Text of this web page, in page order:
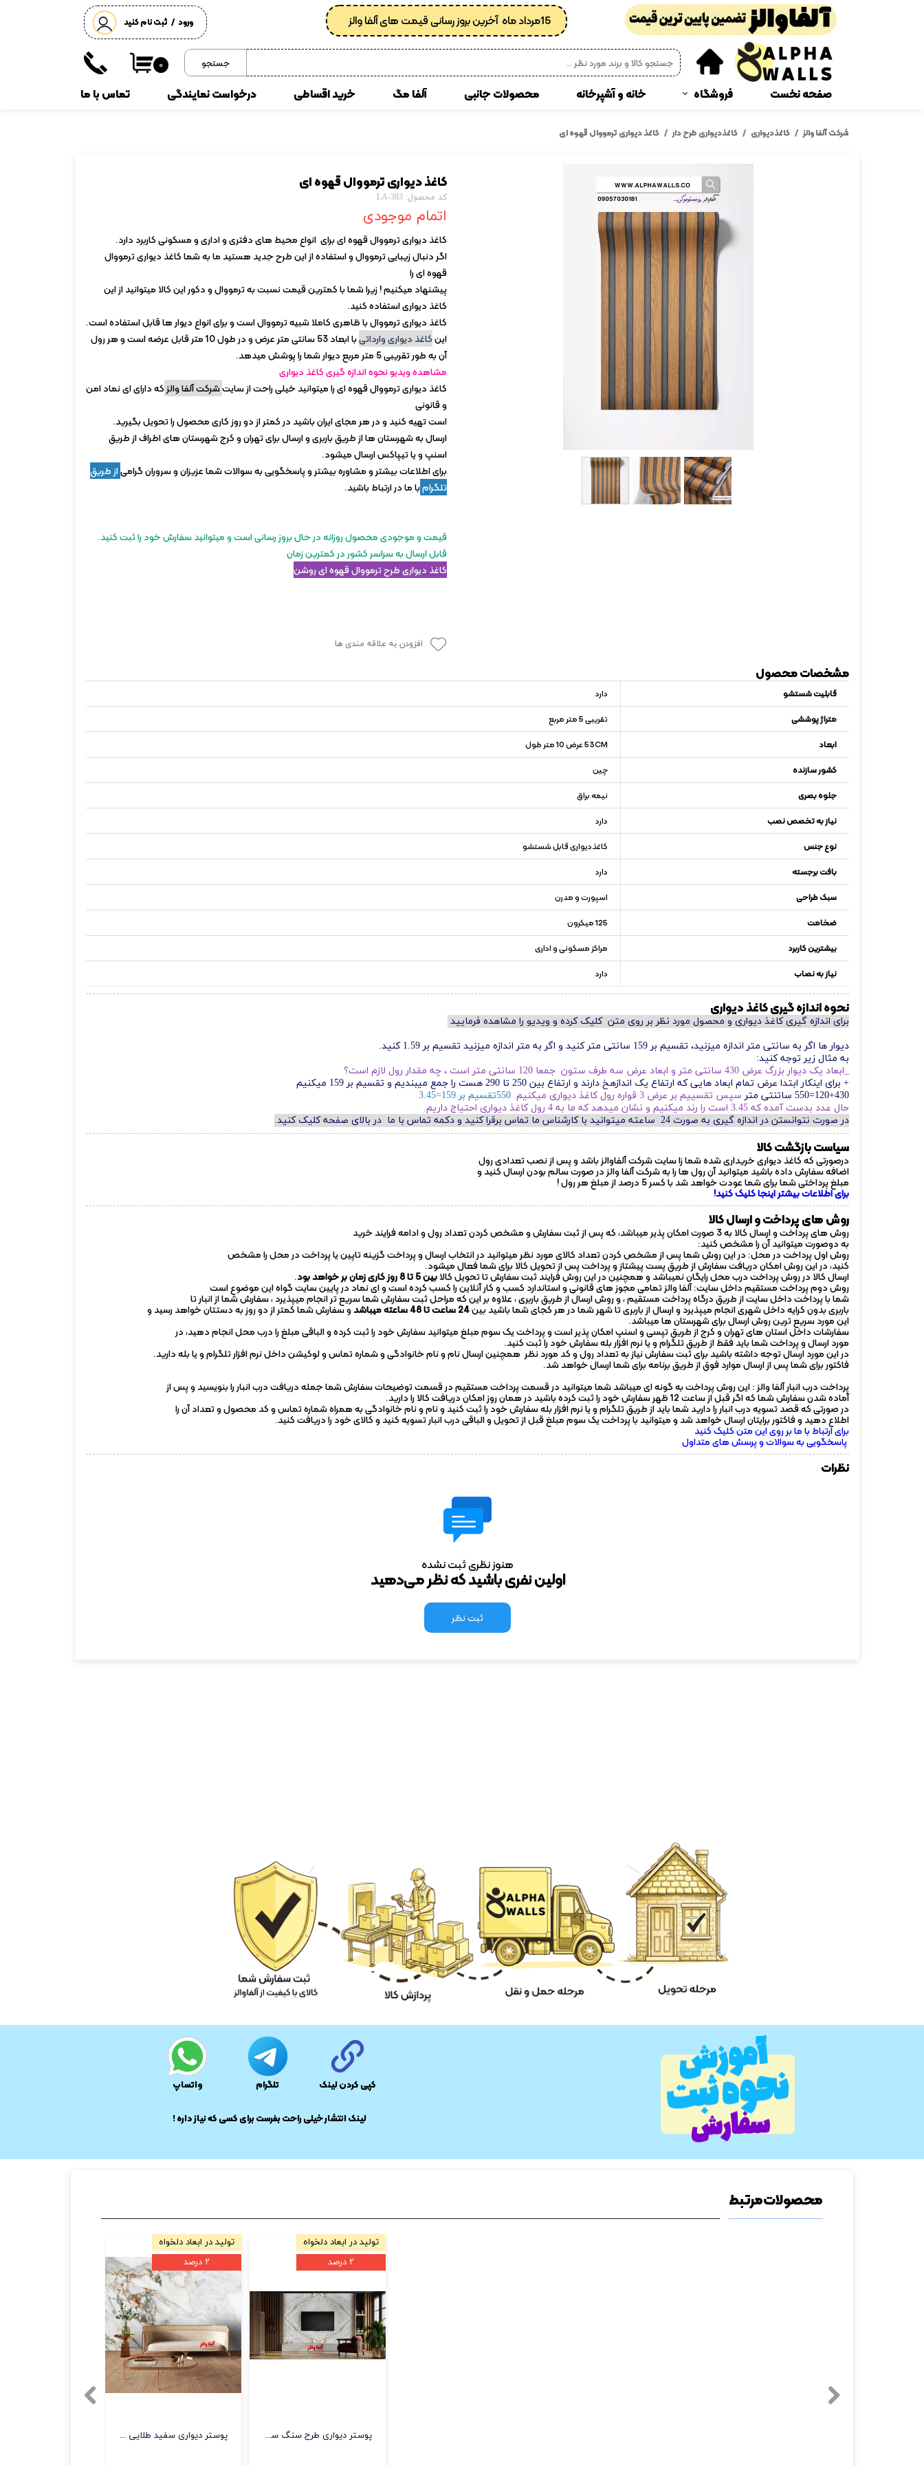
ورود / ثبت نام کنید
حساب کاربری من
تغییر گذر واژه
سفارشات
15مرداد ماه آخرین بروز رسانی قیمت های آلفا والز
صفحه نخست فروشگاه
پوستر دیواری چمن مصنوعی
پادری
کاغذدیواری رولی
کاغذدیواری ساده
کاغذ دیواری پتینه
کاغذدیواری طرح دار
کاغذدیواری اداری
کاغذ دیواری آلبومی
کاغذ دیواری ارزان
کاغذ دیواری سلطنتی
خانه و آشپرخانه محصولات جانبی آلفا مگ خرید اقساطی درخواست نمایندگی تماس با ما
۰ جستجو
شرکت آلفا والز کاغذدیواری کاغذدیواری طرح دار کاغذ دیواری ترمووال قهوه ای
کاغذ دیواری ترمووال قهوه ای
کد محصول: LA-383
اتمام موجودی
کاغذ دیواری ترمووال قهوه ای برای انواع محیط های دفتری و اداری و مسکونی کاربرد دارد.
اگر دنبال زیبایی ترمووال و استفاده از این طرح جدید هستید ما به شما کاغذ دیواری ترمووال
قهوه ای را
پیشنهاد میکنیم ! زیرا شما با کمترین قیمت نسبت به ترمووال و دکور این کالا میتوانید از این
کاغذ دیواری استفاده کنید.
کاغذ دیواری ترمووال با ظاهری کاملا شبیه ترمووال است و برای انواع دیوار ها قابل استفاده است.
اینکاغذ دیواری وارداتیبا ابعاد 53 سانتی متر عرض و در طول 10 متر قابل عرضه است و هر رول
آن به طور تقریبی 5 متر مربع دیوار شما را پوشش میدهد.
مشاهده ویدیو نحوه اندازه گیری کاغذ دیواری
کاغذ دیواری ترمووال قهوه ای را میتوانید خیلی راحت از سایتشرکت آلفا والز که دارای ای نماد امن
و قانونی
است تهیه کنید و در هر مجای ایران باشید در کمتر از دو روز کاری محصول را تحویل بگیرید.
ارسال به شهرستان ها از طریق باربری و ارسال برای تهران و کرج شهرستان های اطراف از طریق
اسنپ و یا تیپاکس ارسال میشود.
برای اطلاعات بیشتر و مشاوره بیشتر و پاسخگویی به سوالات شما عزیزان و سروران گرامیاز طریق
تلگرامبا ما در ارتباط باشید.
قیمت و موجودی محصول روزانه در حال بروز رسانی است و میتوانید سفارش خود را ثبت کنید.
قابل ارسال به سراسر کشور در کمترین زمان
کاغذ دیواری طرح ترمووال قهوه ای روشن
افزودن به علاقه مندی ها
مشخصات محصول
قابلیت شستشو
دارد
متراژ پوششی
تقریبی 5 متر مربع
ابعاد
53CM عرض 10 متر طول
کشور سازنده
چین
جلوه بصری
نیمه براق
نیاز به تخصص نصب
دارد
نوع جنس
کاغذدیواری قابل شستشو
بافت برجسته
دارد
سبک طراحی
اسپورت و مدرن
ضخامت
125 میکرون
بیشترین کاربرد
مراکز مسکونی و اداری
نیاز به نصاب
دارد
نحوه اندازه گیری کاغذ دیواری
برای اندازه گیری کاغذ دیواری و محصول مورد نظر بر روی متن کلیک کرده و ویدیو را مشاهده فرمایید
دیوار ها اگر به سانتی متر اندازه میزنید، تقسیم بر 159 سانتی متر کنید و اگر به متر اندازه میزنید تقسیم بر 1.59 کنید.
به مثال زیر توجه کنید:
_ابعاد یک دیوار بزرگ عرض 430 سانتی متر و ابعاد عرض سه طرف ستون جمعا 120 سانتی متر است ، چه مقدار رول لازم است؟
+ برای اینکار ابتدا عرض تمام ابعاد هایی که ارتفاع یک اندازهخ دارند و ارتفاع بین 250 تا 290 هست را جمع میبندیم و تقسیم بر 159 میکنیم
120+430=550 ساتنتی متر
سپس تقسییم بر عرض 3 قواره رول کاغذ دیواری میکنیم
550تقسیم بر 159=3.45
حال عدد بدست آمده که 3.45 است را رند میکنیم و نشان میدهد که ما به 4 رول کاغذ دیواری احتیاج داریم.
در صورت نتوانستن در اندازه گیری به صورت 24 ساعته میتوانید با کارشناس ما تماس برقرا کنید و دکمه تماس با ما در بالای صفحه کلیک کنید.
سیاست بازگشت کالا
درصورتی که کاغذ دیواری خریداری شده شما زا سایت شرکت آلفاوالز باشد و پس از نصب تعدادی رول
اضافه سفارش داده باشید میتوانید آن رول ها را به شرکت آلفا والز در صورت سالم بودن ارسال کنید و
مبلغ پرداختی شما برای شما عودت خواهد شد با کسر 5 درصد از مبلغ هر رول !
برای اطلاعات بیشتر اینجا کلیک کنید!
روش های پرداخت و ارسال کالا
روش های پرداخت و ارسال کالا به 3 صورت امکان پذیر میباشد، که پس از ثبت سفارش و مشخص کردن تعداد رول و ادامه فرایند خرید
به دوصورت میتوانید آن را مشخص کنید:
روش اول پرداخت در محل: در این روش شما پس از مشخص کردن تعداد کالای مورد نظر میتوانید در انتخاب ارسال و پرداخت گزینه تاپین یا پرداخت در محل را مشخص
کنید، در این روش امکان دریافت سفارش از طریق پست پیشتاز و پرداخت پس از تحویل کالا برای شما فعال میشود.
ارسال کالا در روش پرداخت درب محل رایگان نمیباشد و همچنین در این روش فرایند ثبت سفارش تا تحویل کالابین 5 تا 8 روز کاری زمان بر خواهد بود .
روش دوم پرداخت مستقیم داخل سایت: آلفا والز تمامی مجوز های قانونی و استاندارد کسب و کار آنلاین را کسب کرده است و ای نماد در پایین سایت گواه این موضوع است
شما با پرداخت داخل سایت از طریق درگاه پرداخت مستقیم ، و روش ارسال از طریق باربری ، علاوه بر این که مراحل ثبت سفارش شما سریع تر انجام میپذیرد ، سفارش شما از انبار تا
باربری بدون کرایه داخل شهری انجام میپذیرد و ارسال از باربری تا شهر شما در هر کجای شما باشید بین24 ساعت تا 48 ساعته میباشد و سفارش شما کمتر از دو روز به دستتان خواهد رسید و
این مورد سریع ترین روش ارسال برای شهرستان ها میباشد.
سفارشات داخل استان های تهران و کرج از طریق تپسی و اسنپ امکان پذیر است و پرداخت یک سوم مبلغ میتوانید سفارش خود را ثبت کرده و الباقی مبلغ را درب محل انجام دهید، در
مورد ارسال و پرداخت شما باید فقط از طریق تلگرام و یا نرم افزار بله سفارش خود را ثبت کنید.
در این مورد ارسال توجه داشته باشید برای ثبت سفارش نیاز به تعداد رول و کد مورد نظر همچنین ارسال نام و نام خانوادگی و شماره تماس و لوکیشن داخل نرم افزار تلگرام و یا بله دارید.
فاکتور برای شما پس از ارسال موارد فوق از طریق برنامه برای شما ارسال خواهد شد.
پرداخت درب انبار آلفا والز : این روش پرداخت به گونه ای میباشد شما میتوانید در قسمت پرداخت مستقیم در قسمت توضیحات سفارش شما جمله دریافت درب انبار را بنویسید و پس از
آماده شدن سفارش شما که اگر قبل از ساعت 12 ظهر سفارش خود را ثبت کرده باشید در همان روز امکان دریافت کالا را دارید.
در صورتی که قصد تسویه درب انبار را دارید شما باید از طریق تلگرام و یا نرم افزار بله سفارش خود را ثبت کنید و نام و نام خانوادگی به همراه شماره تماس و کد محصول و تعداد آن را
اطلاع دهید و فاکتور برایتان ارسال خواهد شد و میتوانید با پرداخت یک سوم مبلغ قبل از تحویل و الباقی درب انبار تسویه کنید و کالای خود را دریافت کنید.
برای ارتباط با ما بر روی این متن کلیک کنید
پاسخگویی به سوالات و پرسش های متداول
نظرات
هنوز نظری ثبت نشده
اولین نفری باشید که نظر می‌دهید
ثبت نظر
کپی کردن لینک تلگرام واتساپ
​لینک انتشار خیلی راحت بفرست برای کسی که نیاز داره !
محصولات مرتبط
پوستر دیواری سفید طلایی سنگ مرمر
تولید در ابعاد دلخواه
۲ درصد
پوستر دیواری طرح سنگ سفید
تولید در ابعاد دلخواه
۲ درصد